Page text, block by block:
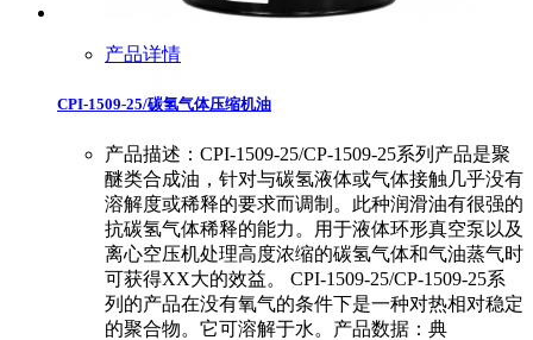
产品详情
CPI-1509-25/碳氢气体压缩机油
产品描述：CPI-1509-25/CP-1509-25系列产品是聚
醚类合成油，针对与碳氢液体或气体接触几乎没有
溶解度或稀释的要求而调制。此种润滑油有很强的
抗碳氢气体稀释的能力。用于液体环形真空泵以及
离心空压机处理高度浓缩的碳氢气体和气油蒸气时
可获得XX大的效益。 CPI-1509-25/CP-1509-25系
列的产品在没有氧气的条件下是一种对热相对稳定
的聚合物。它可溶解于水。产品数据：典